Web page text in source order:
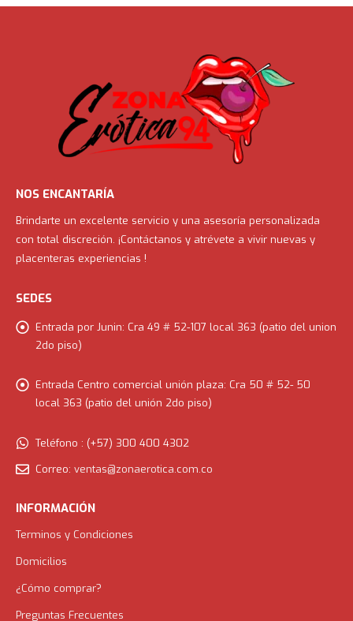
NOS ENCANTARÍA
Brindarte un excelente servicio y una asesoría personalizada
con total discreción. ¡Contáctanos y atrévete a vivir nuevas y
placenteras experiencias !
SEDES
Entrada por Junin: Cra 49 # 52-107 local 363 (patio del union
2do piso)
Entrada Centro comercial unión plaza: Cra 50 # 52- 50
local 363 (patio del unión 2do piso)
Teléfono : (+57) 300 400 4302
Correo: ventas@zonaerotica.com.co
INFORMACIÓN
Terminos y Condiciones
Domicilios
¿Cómo comprar?
Preguntas Frecuentes